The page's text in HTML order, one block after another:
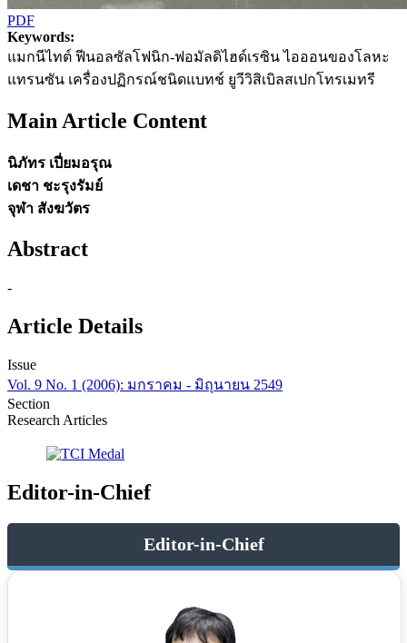
PDF
Keywords:
แมกนีไทต์ ฟีนอลซัลโฟนิก-ฟอมัลดิไฮด์เรซิน ไอออนของโลหะ
แทรนซัน เครื่องปฏิกรณ์ชนิดแบทช์ ยูวีวิสิเบิลสเปกโทรเมทรี
Main Article Content
นิภัทร เปี่ยมอรุณ
เดชา ชะรุงรัมย์
จุฬา สังฆวัตร
Abstract
-
Article Details
Issue
Vol. 9 No. 1 (2006): มกราคม - มิถุนายน 2549
Section
Research Articles
Editor-in-Chief
Editor-in-Chief